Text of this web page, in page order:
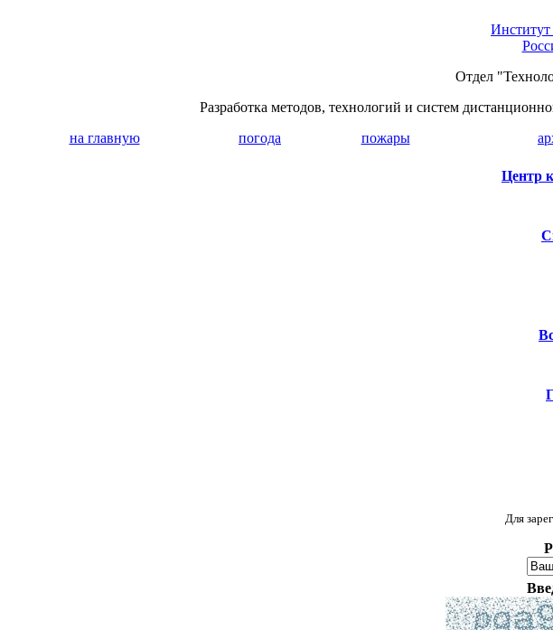
Институт
Отдел
Разработка методов, технологий и систем
на главную
погода пожары
Центр
Для